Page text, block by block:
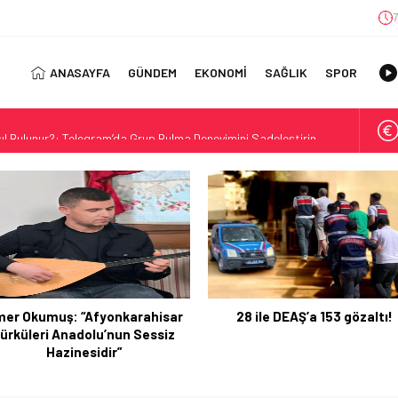
ANASAYFA GÜNDEM EKONOMİ SAĞLIK SPOR
Trendleri: Doğal ve Modern Tasarım Önerileri
Uzun Vadede Sosyal Medya Başarısı Nasıl Sağlanır?
Discover the Convenience of Istanbul Transfer Services
Kız Öğrenci Yurtları
Maliyetlerle Verimlilik Sağlayın
Your Canada Immigration Guide Awaits
Diş Tedavisinin Yeni Yüzü
Dünyada Öne Çıkan Bir İsim
28 ile DEAŞ’a 153 gözaltı!
Afyonkarahisar TOHM ve